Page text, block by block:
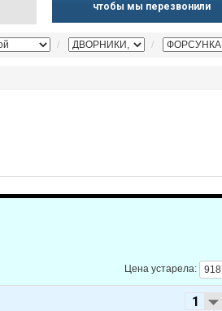
чтобы мы перезвонили
Цена устарела:
918